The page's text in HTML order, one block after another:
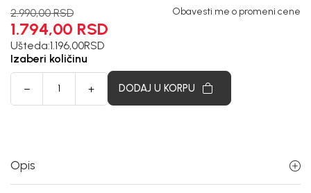
2.990,00 RSD
1.794,00 RSD
Ušteda:1.196,00RSD
Obavesti me o promeni cene
Izaberi količinu
DODAJ U KORPU
Opis